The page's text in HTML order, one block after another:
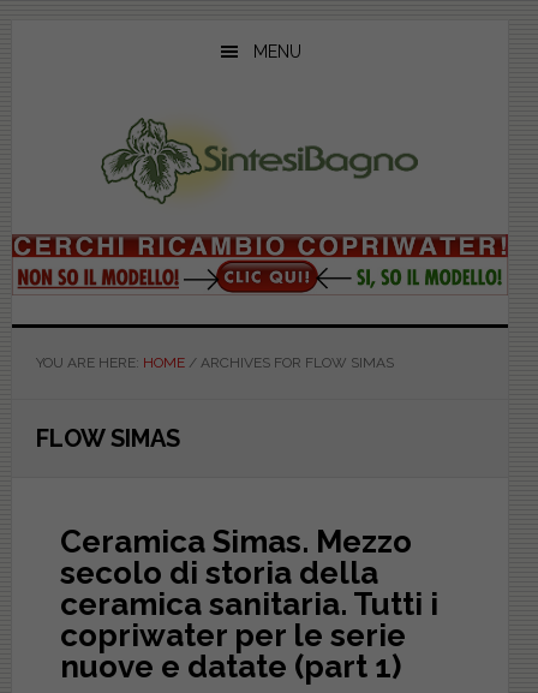
MENU
YOU ARE HERE: HOME /ARCHIVES FOR FLOW SIMAS
FLOW SIMAS
Ceramica Simas. Mezzo
secolo di storia della
ceramica sanitaria. Tutti i
copriwater per le serie
nuove e datate (part 1)